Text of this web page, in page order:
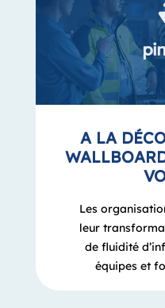
A LA
Les
leur
de fluidité
équipes et